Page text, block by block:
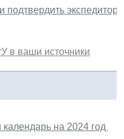
подтвердить
в ваши источники
на 2024 год